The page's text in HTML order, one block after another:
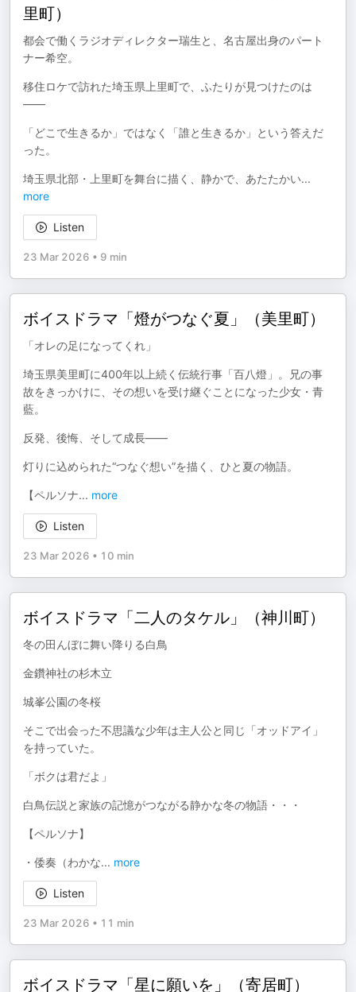
里町）
都会で働くラジオディレクター瑞生と、名古屋出身のパート
ナー希空。
移住ロケで訪れた埼玉県上里町で、ふたりが見つけたのは
――
「どこで生きるか」ではなく「誰と生きるか」という答えだ
った。
埼玉県北部・上里町を舞台に描く、静かで、あたたかい...
more
Listen
23 Mar 2026 • 9 min
ボイスドラマ「燈がつなぐ夏」（美里町）
「オレの足になってくれ」
埼玉県美里町に400年以上続く伝統行事「百八燈」。兄の事
故をきっかけに、その想いを受け継ぐことになった少女・青
藍。
反発、後悔、そして成長――
灯りに込められた“つなぐ想い”を描く、ひと夏の物語。
【ペルソナ... more
Listen
23 Mar 2026 • 10 min
ボイスドラマ「二人のタケル」（神川町）
冬の田んぼに舞い降りる白鳥
金鑽神社の杉木立
城峯公園の冬桜
そこで出会った不思議な少年は主人公と同じ「オッドアイ」
を持っていた。
「ボクは君だよ」
白鳥伝説と家族の記憶がつながる静かな冬の物語・・・
【ペルソナ】
・倭奏（わかな... more
Listen
23 Mar 2026 • 11 min
ボイスドラマ「星に願いを」（寄居町）